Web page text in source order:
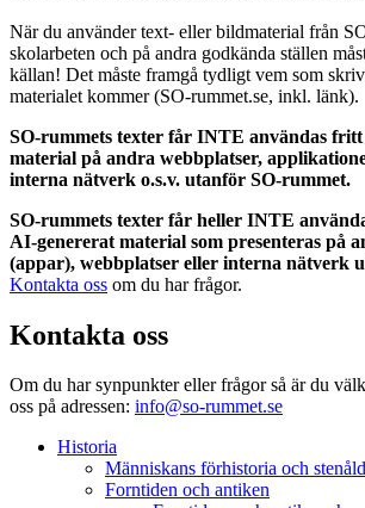
När du använder text- eller bildmaterial från
skolarbeten och på andra godkända ställen
källan! Det måste framgå tydligt vem som
materialet kommer (SO-rummet.se, inkl. länk).
SO-rummets texter får INTE användas
material på andra webbplatser,
interna nätverk o.s.v. utanför SO-rummet.
SO-rummets texter får heller INTE
AI-genererat material som presenteras på
(appar), webbplatser eller interna nätverk
Kontakta oss om du har frågor.
Kontakta oss
Om du har synpunkter eller frågor så är du
oss på adressen: info@so-rummet.se
Historia
Människans förhistoria och
Forntiden och antiken